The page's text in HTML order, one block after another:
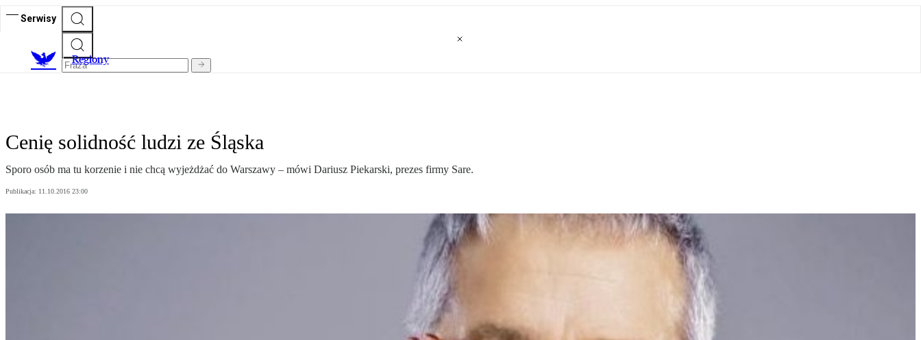
Serwisy
Regiony
Cenię solidność ludzi ze Śląska
Sporo osób ma tu korzenie i nie chcą wyjeżdżać do Warszawy – mówi Dariusz Piekarski, prezes firmy Sare.
Publikacja: 11.10.2016 23:00